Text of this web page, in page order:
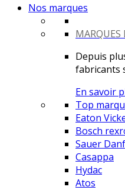
Nos marques
MARQUES
Depuis
fabricants
En savoir
Top
Eaton
Bosch
Sauer
Casappa
Hydac
Atos